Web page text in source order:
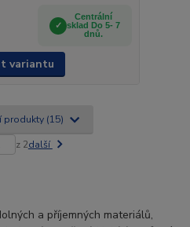
Centrální
sklad Do 5- 7
dnů.
variantu
produkty (15)
z 2další
a příjemných materiálů,